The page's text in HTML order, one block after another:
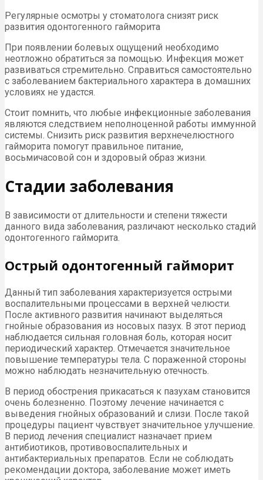
Регулярные осмотры у стоматолога снизят риск
развития одонтогенного гайморита
При появлении болевых ощущений необходимо
неотложно обратиться за помощью. Инфекция может
развиваться стремительно. Справиться самостоятельно
с заболеванием бактериального характера в домашних
условиях не удастся.
Стоит помнить, что любые инфекционные заболевания
являются следствием неполноценной работы иммунной
системы. Снизить риск развития верхнечелюстного
гайморита помогут правильное питание,
восьмичасовой сон и здоровый образ жизни.
Стадии заболевания
В зависимости от длительности и степени тяжести
данного вида заболевания, различают несколько стадий
одонтогенного гайморита.
Острый одонтогенный гайморит
Данный тип заболевания характеризуется острыми
воспалительными процессами в верхней челюсти.
После активного развития начинают выделяться
гнойные образования из носовых пазух. В этот период
наблюдается сильная головная боль, которая носит
периодический характер. Отмечается значительное
повышение температуры тела. С пораженной стороны
можно наблюдать незначительную отечность.
В период обострения прикасаться к пазухам становится
очень болезненно. Поэтому лечение начинается с
выведения гнойных образований и слизи. После такой
процедуры пациент чувствует значительное улучшение.
В период лечения специалист назначает прием
антибиотиков, противовоспалительных и
антибактериальных препаратов. Если не соблюдать
рекомендации доктора, заболевание может иметь